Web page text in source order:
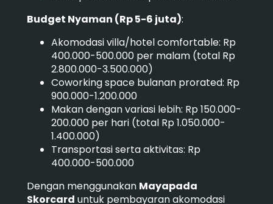
Budget Nyaman (Rp 5-6 juta):
Akomodasi villa/hotel comfortable: Rp
400.000-500.000 per malam (total Rp
2.800.000-3.500.000)
Coworking space bulanan prorated: Rp
900.000-1.200.000
Makan dengan variasi lebih: Rp 150.000-
200.000 per hari (total Rp 1.050.000-
1.400.000)
Transportasi serta aktivitas: Rp
400.000-500.000
Dengan menggunakan Mayapada
Skorcard untuk pembayaran akomodasi